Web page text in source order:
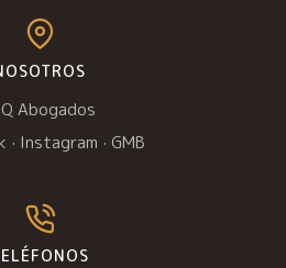
Abogados
· Instagram · GMB